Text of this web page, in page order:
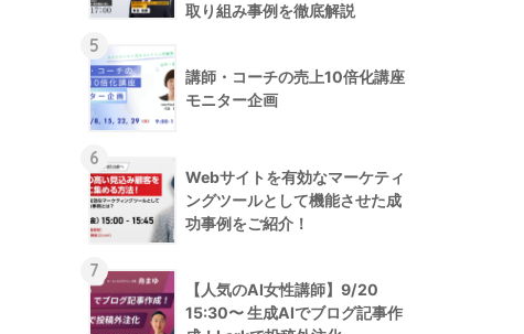
取り組み事例を徹底解説
5
講師・コーチの売上10倍化講座
モニター企画
6
Webサイトを有効なマーケティ
ングツールとして機能させた成
功事例をご紹介！
7
【人気のAI女性講師】9/20
15:30〜 生成AIでブログ記事作